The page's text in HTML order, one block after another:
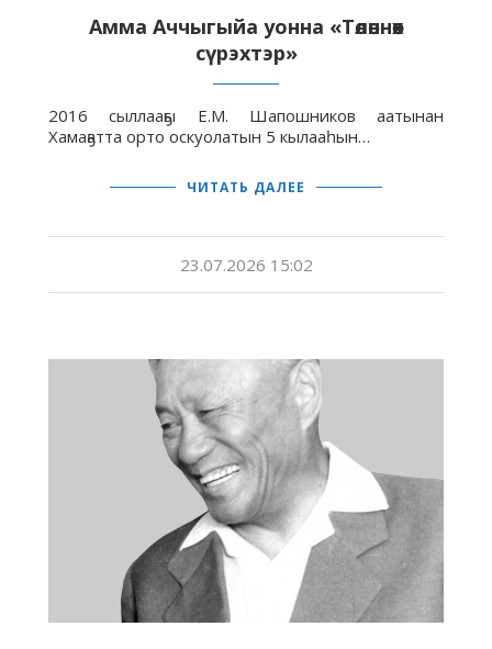
Амма Аччыгыйа уонна «Төлөннөөх
сүрэхтэр»
2016 сыллааҕы Е.М. Шапошников аатынан
Хамаҕатта орто оскуолатын 5 кылааһын…
ЧИТАТЬ ДАЛЕЕ
23.07.2026 15:02